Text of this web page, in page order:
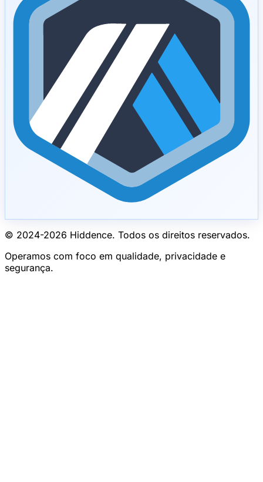
© 2024-2026 Hiddence. Todos os direitos reservados.
Operamos com foco em qualidade, privacidade e
segurança.